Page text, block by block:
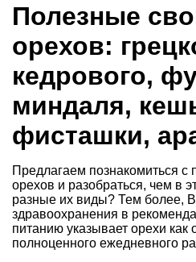
Полезные
орехов:
кедрового,
миндаля,
фисташки,
Предлагаем познакомиться с
орехов и разобраться, чем в
разные их виды? Тем более,
здравоохранения в
питанию указывает орехи как
полноценного ежедневного